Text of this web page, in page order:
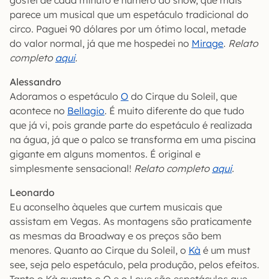
parece um musical que um espetáculo tradicional do
circo. Paguei 90 dólares por um ótimo local, metade
do valor normal, já que me hospedei no Mirage. Relato
completo aqui.
Alessandro
Adoramos o espetáculo O do Cirque du Soleil, que
acontece no Bellagio. É muito diferente do que tudo
que já vi, pois grande parte do espetáculo é realizada
na água, já que o palco se transforma em uma piscina
gigante em alguns momentos. É original e
simplesmente sensacional! Relato completo aqui.
Leonardo
Eu aconselho àqueles que curtem musicais que
assistam em Vegas. As montagens são praticamente
as mesmas da Broadway e os preços são bem
menores. Quanto ao Cirque du Soleil, o Kà é um must
see, seja pelo espetáculo, pela produção, pelos efeitos.